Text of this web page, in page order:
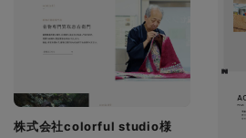
株式会社colorful studio様